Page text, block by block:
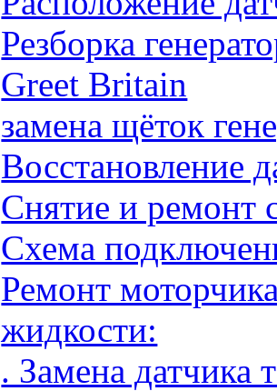
Резборка
Greet Britain
замена щёток
Восстановление
Снятие и ремонт
Схема
Ремонт
жидкости:
. Замена